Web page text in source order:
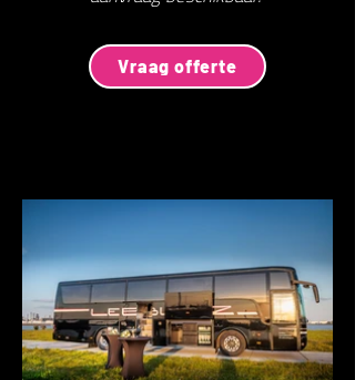
Vraag offerte